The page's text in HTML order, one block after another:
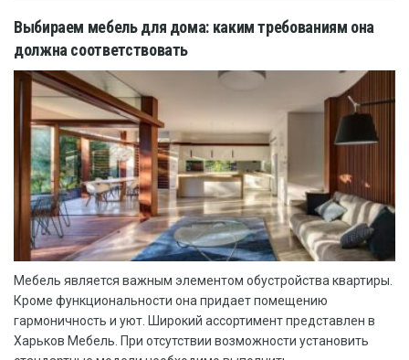
Выбираем мебель для дома: каким требованиям она
должна соответствовать
Мебель является важным элементом обустройства квартиры.
Кроме функциональности она придает помещению
гармоничность и уют. Широкий ассортимент представлен в
Харьков Мебель. При отсутствии возможности установить